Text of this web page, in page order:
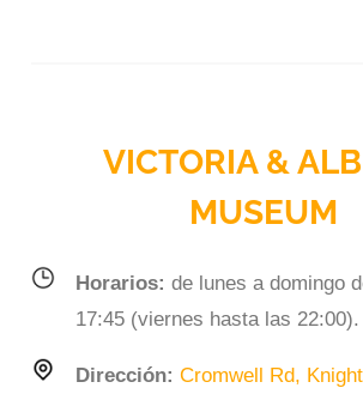
VICTORIA &
MUSEUM
Horarios: de lunes a domingo
17:45 (viernes hasta las 22:00).
Dirección: Cromwell Rd,